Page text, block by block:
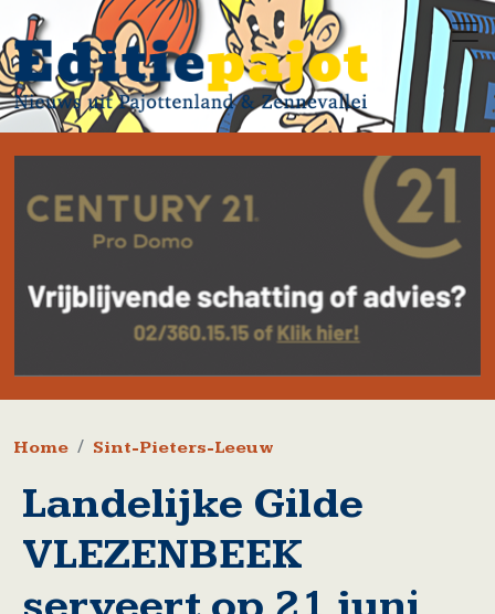
Overslaan en naar de inhoud gaan
Kruimelpad
Home Sint-Pieters-Leeuw
Landelijke Gilde
VLEZENBEEK